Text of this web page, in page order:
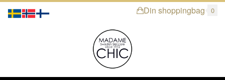
Din shoppingbag 0